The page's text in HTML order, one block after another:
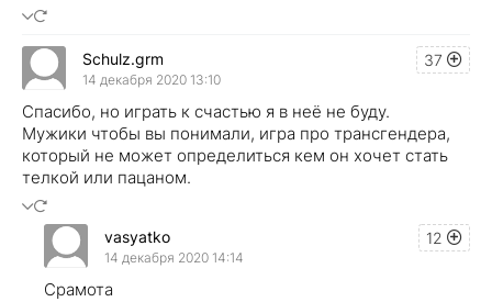
37
Schulz.grm
14 декабря 2020 13:10
Спасибо, но играть к счастью я в неё не буду.
Мужики чтобы вы понимали, игра про трансгендера,
который не может определиться кем он хочет стать
телкой или пацаном.
12
vasyatko
14 декабря 2020 14:14
Срамота